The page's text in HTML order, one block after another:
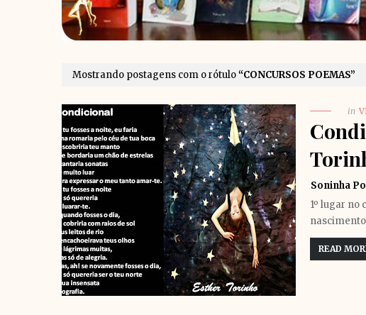
Mostrando postagens com o rótulo CONCURSOS POEMAS
in
Soninha
1º lugar no
READ